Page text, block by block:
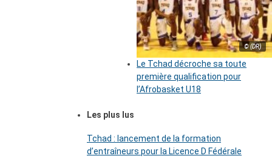
© (DR)
Le Tchad décroche sa toute
première qualification pour
l’Afrobasket U18
Les plus lus
Tchad : lancement de la formation
d’entraîneurs pour la Licence D Fédérale